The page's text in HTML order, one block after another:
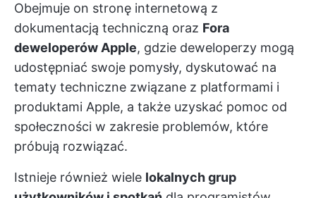
Obejmuje on stronę internetową z
dokumentacją techniczną oraz Fora
deweloperów Apple, gdzie deweloperzy mogą
udostępniać swoje pomysły, dyskutować na
tematy techniczne związane z platformami i
produktami Apple, a także uzyskać pomoc od
społeczności w zakresie problemów, które
próbują rozwiązać.
Istnieje również wiele lokalnych grup